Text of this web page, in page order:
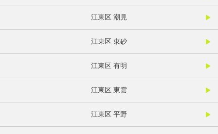
江東区 潮見
江東区 東砂
江東区 有明
江東区 東雲
江東区 平野